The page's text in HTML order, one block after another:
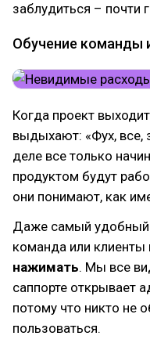
заблудиться – почти
Обучение команды
Когда проект
выдыхают: «Фух, все,
деле все только
продуктом будут
они понимают, как
Даже самый удобный
команда или клиенты
нажимать. Мы все
саппорте открывает
потому что никто не
пользоваться.